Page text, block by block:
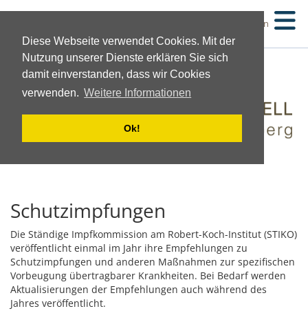
Diese Webseite verwendet Cookies. Mit der
Nutzung unserer Dienste erklären Sie sich
damit einverstanden, dass wir Cookies
verwenden. Weitere Informationen
Ok!
Suchen
Schutzimpfungen
Die Ständige Impfkommission am Robert-Koch-Institut (STIKO)
veröffentlicht einmal im Jahr ihre Empfehlungen zu
Schutzimpfungen und anderen Maßnahmen zur spezifischen
Vorbeugung übertragbarer Krankheiten. Bei Bedarf werden
Aktualisierungen der Empfehlungen auch während des
Jahres veröffentlicht.